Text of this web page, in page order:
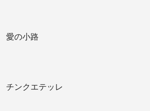
愛の小路
チンクエテッレ